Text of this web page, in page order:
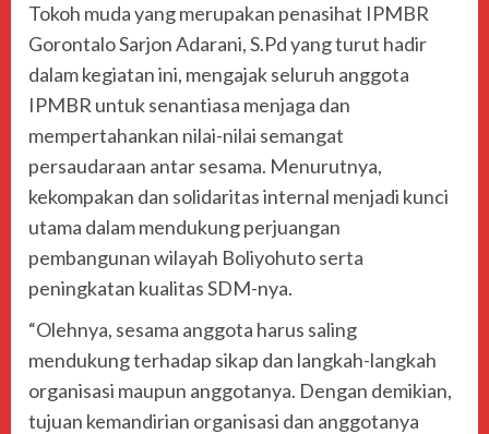
Tokoh muda yang merupakan penasihat IPMBR
Gorontalo Sarjon Adarani, S.Pd yang turut hadir
dalam kegiatan ini, mengajak seluruh anggota
IPMBR untuk senantiasa menjaga dan
mempertahankan nilai-nilai semangat
persaudaraan antar sesama. Menurutnya,
kekompakan dan solidaritas internal menjadi kunci
utama dalam mendukung perjuangan
pembangunan wilayah Boliyohuto serta
peningkatan kualitas SDM-nya.
“Olehnya, sesama anggota harus saling
mendukung terhadap sikap dan langkah-langkah
organisasi maupun anggotanya. Dengan demikian,
tujuan kemandirian organisasi dan anggotanya